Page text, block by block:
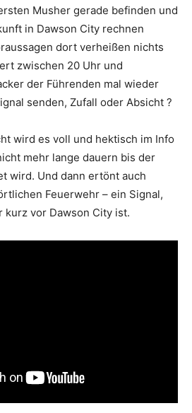
Musher gerade befinden und
in Dawson City rechnen
dort verheißen nichts
zwischen 20 Uhr und
der Führenden mal wieder
senden, Zufall oder Absicht ?
wird es voll und hektisch im Info
mehr lange dauern bis der
wird. Und dann ertönt auch
Feuerwehr – ein Signal,
kurz vor Dawson City ist.